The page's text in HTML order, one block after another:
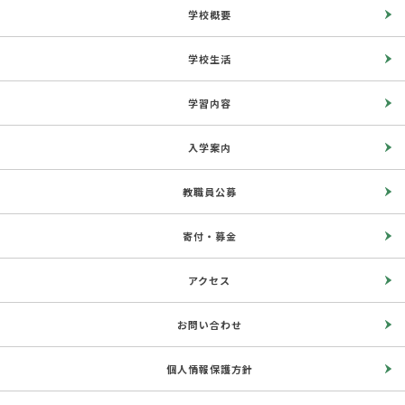
学校概要
学校生活
学習内容
入学案内
教職員公募
寄付・募金
アクセス
お問い合わせ
個人情報保護方針